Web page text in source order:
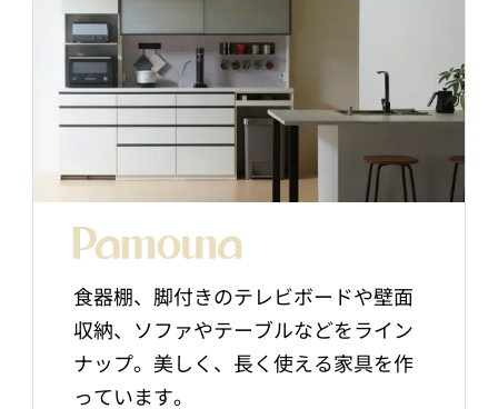
食器棚、脚付きのテレビボードや壁面
収納、ソファやテーブルなどをライン
ナップ。美しく、長く使える家具を作
っています。